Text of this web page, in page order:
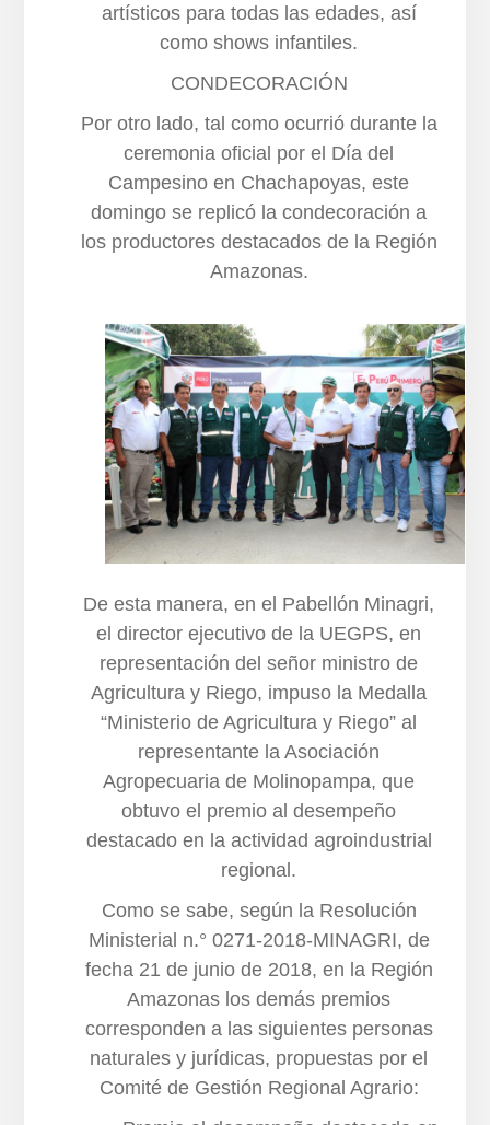
artísticos para todas las edades, así
como shows infantiles.
CONDECORACIÓN
Por otro lado, tal como ocurrió durante la
ceremonia oficial por el Día del
Campesino en Chachapoyas, este
domingo se replicó la condecoración a
los productores destacados de la Región
Amazonas.
De esta manera, en el Pabellón Minagri,
el director ejecutivo de la UEGPS, en
representación del señor ministro de
Agricultura y Riego, impuso la Medalla
“Ministerio de Agricultura y Riego” al
representante la Asociación
Agropecuaria de Molinopampa, que
obtuvo el premio al desempeño
destacado en la actividad agroindustrial
regional.
Como se sabe, según la Resolución
Ministerial n.° 0271-2018-MINAGRI, de
fecha 21 de junio de 2018, en la Región
Amazonas los demás premios
corresponden a las siguientes personas
naturales y jurídicas, propuestas por el
Comité de Gestión Regional Agrario: